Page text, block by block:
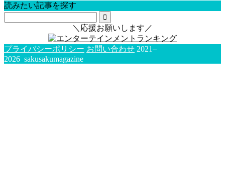
読みたい記事を探す
＼応援お願いします／
プライバシーポリシー お問い合わせ 2021–
2026 sakusakumagazine